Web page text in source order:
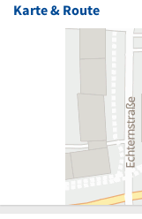
Karte & Route